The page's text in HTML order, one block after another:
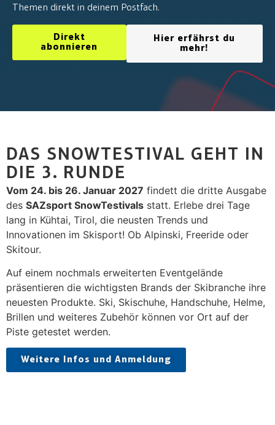
Themen direkt in deinem Postfach.
Direkt
abonnieren
Hier erfährst du
mehr!
DAS SNOWTESTIVAL GEHT IN
DIE 3. RUNDE
Vom 24. bis 26. Januar 2027 findett die dritte Ausgabe
des SAZsport SnowTestivals statt. Erlebe drei Tage
lang in Kühtai, Tirol, die neusten Trends und
Innovationen im Skisport! Ob Alpinski, Freeride oder
Skitour.
Auf einem nochmals erweiterten Eventgelände
präsentieren die wichtigsten Brands der Skibranche ihre
neuesten Produkte. Ski, Skischuhe, Handschuhe, Helme,
Brillen und weiteres Zubehör können vor Ort auf der
Piste getestet werden.
Weitere Infos und Anmeldung